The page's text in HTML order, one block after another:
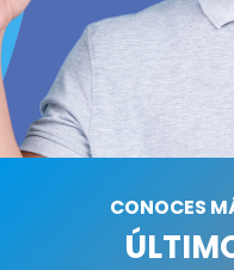
CONOCES